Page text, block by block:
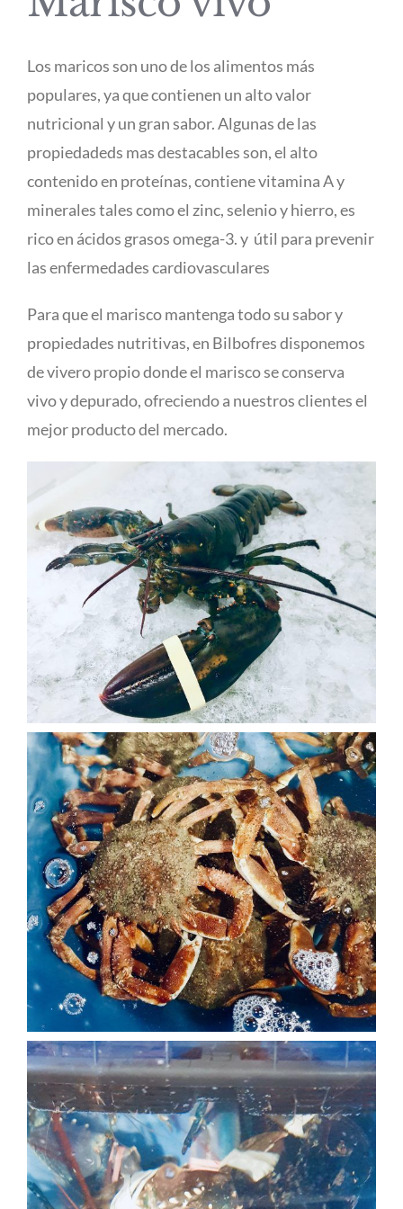
Los maricos son uno de los alimentos más
populares, ya que contienen un alto valor
nutricional y un gran sabor. Algunas de las
propiedadeds mas destacables son, el alto
contenido en proteínas, contiene vitamina A y
minerales tales como el zinc, selenio y hierro, es
rico en ácidos grasos omega-3. y útil para prevenir
las enfermedades cardiovasculares
Para que el marisco mantenga todo su sabor y
propiedades nutritivas, en Bilbofres disponemos
de vivero propio donde el marisco se conserva
vivo y depurado, ofreciendo a nuestros clientes el
mejor producto del mercado.